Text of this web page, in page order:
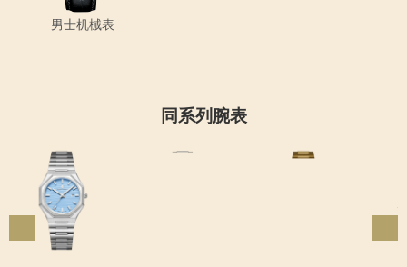
男士机械表
同系列腕表